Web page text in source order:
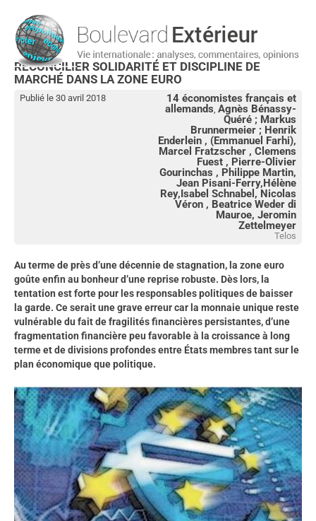
RÉCONCILIER SOLIDARITÉ ET DISCIPLINE DE
MARCHÉ DANS LA ZONE EURO
14 économistes français et
allemands,Agnès Bénassy-
Quéré ; Markus
Brunnermeier ; Henrik
Enderlein , (Emmanuel Farhi),
Marcel Fratzscher , Clemens
Fuest , Pierre-Olivier
Gourinchas , Philippe Martin,
Jean Pisani-Ferry,Hélène
Rey,Isabel Schnabel, Nicolas
Véron , Beatrice Weder di
Mauroe, Jeromin
Zettelmeyer
Telos
Publié le 30 avril 2018
Au terme de près d’une décennie de stagnation, la zone euro
goûte enfin au bonheur d’une reprise robuste. Dès lors, la
tentation est forte pour les responsables politiques de baisser
la garde. Ce serait une grave erreur car la monnaie unique reste
vulnérable du fait de fragilités financières persistantes, d’une
fragmentation financière peu favorable à la croissance à long
terme et de divisions profondes entre États membres tant sur le
plan économique que politique.